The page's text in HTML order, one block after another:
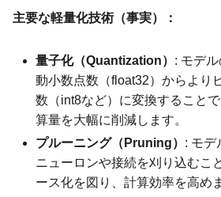
主要な軽量化技術（事実）：
量子化（Quantization） : モデ
動小数点数（float32）からより
数（int8など）に変換すること
算量を大幅に削減します。
プルーニング（Pruning） : モデ
ニューロンや接続を刈り込むこ
ース化を図り、計算効率を高め